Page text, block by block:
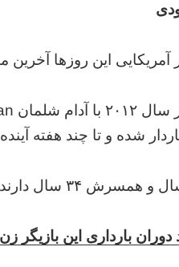
آمریکایی این روزها
شده و تا چند هفته
بارداری این بازیگر